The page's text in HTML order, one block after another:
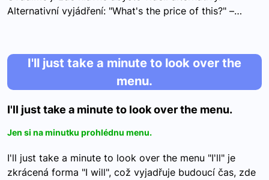
Alternativní vyjádření: "What's the price of this?" –…
I'll just take a minute to look over the
menu.
I'll just take a minute to look over the menu.
Jen si na minutku prohlédnu menu.
I'll just take a minute to look over the menu "I'll" je
zkrácená forma "I will", což vyjadřuje budoucí čas, zde